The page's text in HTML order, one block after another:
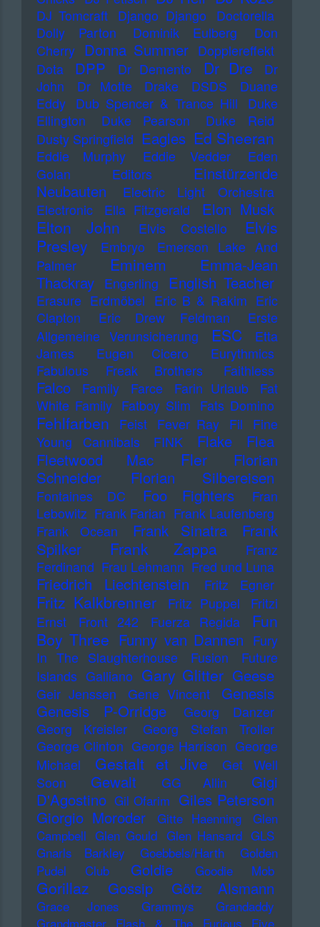
DJ Tomcraft Django Django
Doctorella
Dolly Parton
Dominik Eulberg
Don
Cherry Donna Summer Dopplereffekt
Dota
DPP Dr Demento Dr Dre
Dr
John
Dr Motte Drake DSDS
Duane
Eddy
Dub Spencer & Trance Hill
Duke
Ellington
Duke Pearson
Duke Reid
Dusty Springfield Eagles Ed Sheeran
Eddie Murphy Eddie Vedder
Eden
Golan
Editors
Einstürzende
Neubauten
Electric Light Orchestra
Electronic
Ella Fitzgerald Elon Musk
Elton John Elvis Costello
Elvis
Presley
Embryo
Emerson Lake And
Palmer
Eminem
Emma-Jean
Thackray
Engerling English Teacher
Erasure Erdmöbel Eric B & Rakim Eric
Clapton
Eric Drew Feldman
Erste
Allgemeine Verunsicherung
ESC
Etta
James
Eugen Cicero
Eurythmics
Fabulous Freak Brothers
Faithless
Falco Family Farce Farin Urlaub
Fat
White Family Fatboy Slim Fats Domino
Fehlfarben Feist Fever Ray Fil
Fine
Young Cannibals
FINK Flake
Flea
Fleetwood Mac
Fler
Florian
Schneider
Florian Silbereisen
Fontaines DC Foo Fighters
Fran
Lebowitz Frank Farian Frank Laufenberg
Frank Ocean
Frank Sinatra
Frank
Spilker
Frank Zappa
Franz
Ferdinand Frau Lehmann Fred und Luna
Friedrich Liechtenstein Fritz Egner
Fritz Kalkbrenner Fritz Puppel
Fritzi
Ernst
Front 242 Fuerza Regida
Fun
Boy Three Funny van Dannen Fury
In The Slaughterhouse
Fusion
Future
Islands Galliano Gary Glitter Geese
Geir Jenssen Gene Vincent
Genesis
Genesis P-Orridge
Georg Danzer
Georg Kreisler
Georg Stefan Troller
George Clinton George Harrison George
Michael
Gestalt et Jive
Get Well
Soon
Gewalt GG Allin
Gigi
D'Agostino Gil Ofarim Giles Peterson
Giorgio Moroder
Gitte Haenning
Glen
Campbell Glen Gould Glen Hansard GLS
Gnarls Barkley
Goebbels/Harth
Golden
Pudel Club
Goldie Goodie Mob
Gorillaz Gossip Götz Alsmann
Grace Jones Grammys
Grandaddy
Grandmaster Flash & The Furious Five